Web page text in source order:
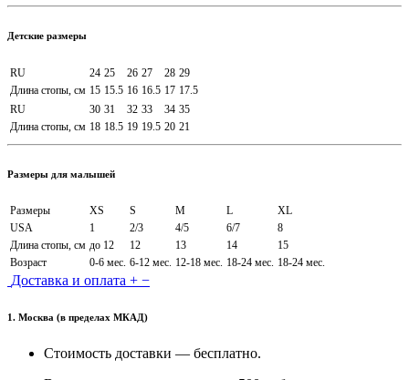
Детские размеры
RU 24 25 26 27 28 29
Длина стопы, см 15 15.5 16 16.5 17 17.5
RU
30 31 32 33 34 35
Длина стопы, см 18 18.5 19 19.5 20 21
Размеры для малышей
Размеры XS S M L
XL
USA
1 2/3 4/5 6/7
8
Длина стопы, см до 12 12 13 14
15
Возраст
0-6 мес. 6-12 мес. 12-18 мес. 18-24 мес. 18-24 мес.
Доставка и оплата + −
1. Москва (в пределах МКАД)
Стоимость доставки — бесплатно.